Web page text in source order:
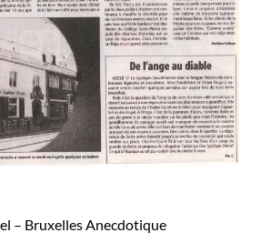
– Bruxelles Anecdotique